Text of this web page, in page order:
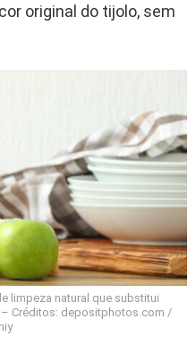
original do tijolo, sem
limpeza natural que substitui
Créditos: depositphotos.com /